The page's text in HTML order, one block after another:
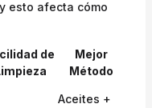
esto afecta cómo
de
Mejor
Método
Aceites +